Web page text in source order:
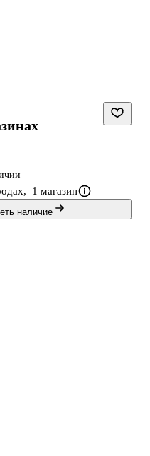
1 магазин
наличие